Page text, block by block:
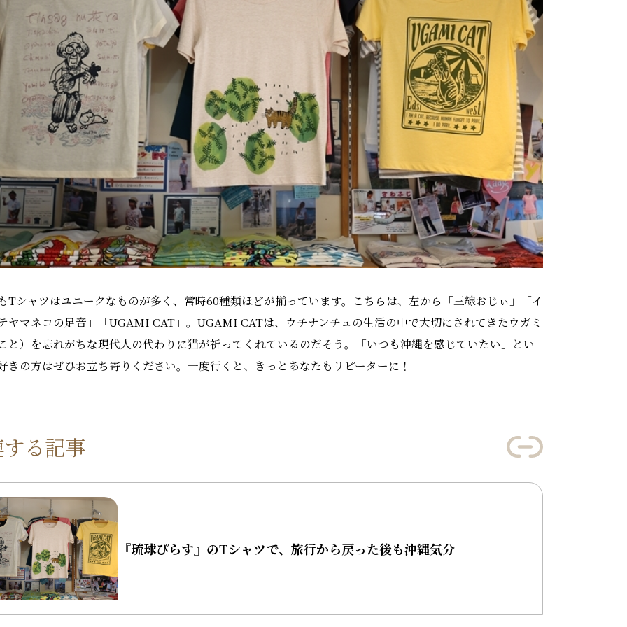
Tシャツはユニークなものが多く、常時60種類ほどが揃っています。こちらは、左から「三線おじぃ」「イ
ヤマネコの足音」「UGAMI CAT」。UGAMI CATは、ウチナンチュの生活の中で大切にされてきたウガミ
と）を忘れがちな現代人の代わりに猫が祈ってくれているのだそう。「いつも沖縄を感じていたい」とい
きの方はぜひお立ち寄りください。一度行くと、きっとあなたもリピーターに！
る記事
『琉球ぴらす』のTシャツで、旅行から戻った後も沖縄気分